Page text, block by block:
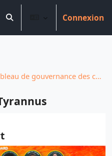
Activer/désactiver la saisie
Connexion
Tableau de gouvernance des conditions d'utilisation